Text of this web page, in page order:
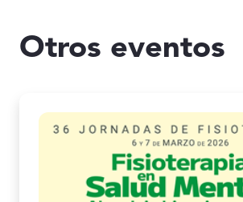
Otros eventos